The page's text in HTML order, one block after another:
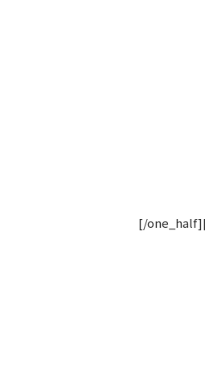
[/